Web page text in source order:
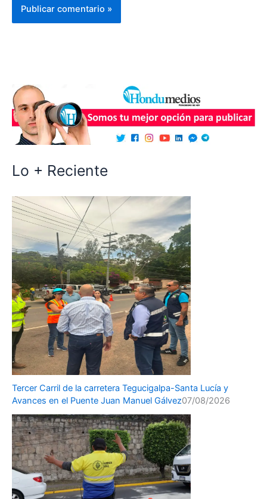
Lo + Reciente
Tercer Carril de la carretera Tegucigalpa-Santa Lucía y
Avances en el Puente Juan Manuel Gálvez07/08/2026